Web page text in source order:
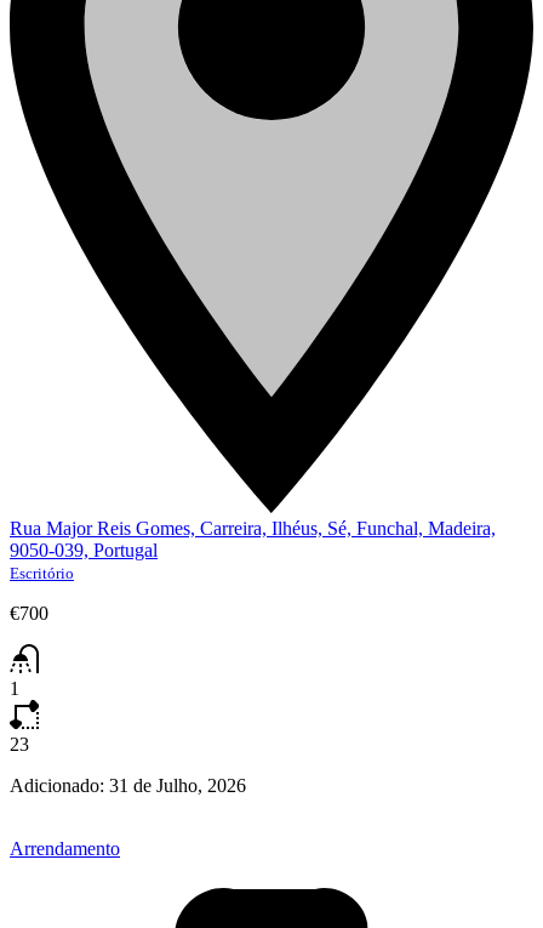
Rua Major Reis Gomes, Carreira, Ilhéus, Sé, Funchal, Madeira,
9050-039, Portugal
Escritório
€700
1
23
Adicionado: 31 de Julho, 2026
Arrendamento